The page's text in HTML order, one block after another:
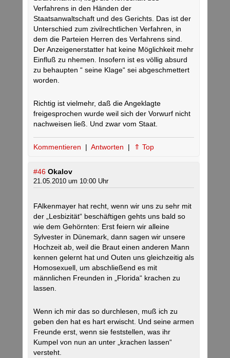
Verfahrens in den Händen der
Staatsanwaltschaft und des Gerichts. Das ist der
Unterschied zum zivilrechtlichen Verfahren, in
dem die Parteien Herren des Verfahrens sind.
Der Anzeigenerstatter hat keine Möglichkeit mehr
Einfluß zu nhemen. Insofern ist es völlig absurd
zu behaupten “ seine Klage“ sei abgeschmettert
worden.
Richtig ist vielmehr, daß die Angeklagte
freigesprochen wurde weil sich der Vorwurf nicht
nachweisen ließ. Und zwar vom Staat.
Kommentieren | Antworten | ⇑ Top
#46 Okalov
21.05.2010 um 10:00 Uhr
FAlkenmayer hat recht, wenn wir uns zu sehr mit
der „Lesbizität“ beschäftigen gehts uns bald so
wie dem Gehörnten: Erst feiern wir alleine
Sylvester in Dünemark, dann sagen wir unsere
Hochzeit ab, weil die Braut einen anderen Mann
kennen gelernt hat und Outen uns gleichzeitig als
Homosexuell, um abschließend es mit
männlichen Freunden in „Florida“ krachen zu
lassen.
Wenn ich mir das so durchlesen, muß ich zu
geben den hat es hart erwischt. Und seine armen
Freunde erst, wenn sie feststellen, was ihr
Kumpel von nun an unter „krachen lassen“
versteht.